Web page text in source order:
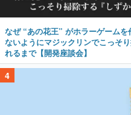
なぜ “あの花王” がホラーゲーム
ないようにマジックリンでこっそ
れるまで【開発座談会】
4